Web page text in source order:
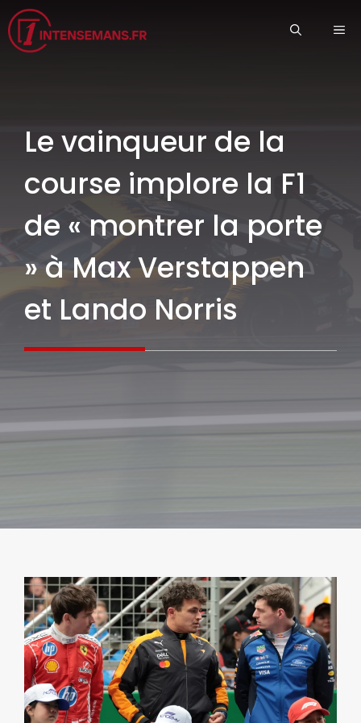
Aller
au
contenu
Le vainqueur de la
course implore la F1
de « montrer la porte
» à Max Verstappen
et Lando Norris